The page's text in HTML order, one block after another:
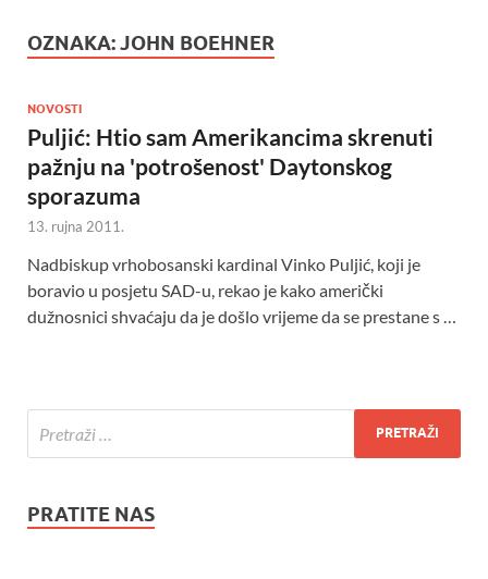
OZNAKA:JOHN BOEHNER
NOVOSTI
Puljić: Htio sam Amerikancima skrenuti
pažnju na 'potrošenost' Daytonskog
sporazuma
13. rujna 2011.
Nadbiskup vrhobosanski kardinal Vinko Puljić, koji je
boravio u posjetu SAD-u, rekao je kako američki
dužnosnici shvaćaju da je došlo vrijeme da se prestane s …
PRATITE NAS